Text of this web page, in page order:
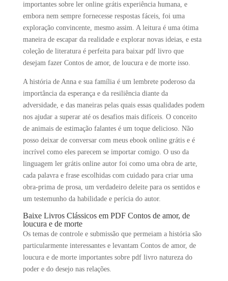
importantes sobre ler online grátis experiência humana, e
embora nem sempre fornecesse respostas fáceis, foi uma
exploração convincente, mesmo assim. A leitura é uma ótima
maneira de escapar da realidade e explorar novas ideias, e esta
coleção de literatura é perfeita para baixar pdf livro que
desejam fazer Contos de amor, de loucura e de morte isso.
A história de Anna e sua família é um lembrete poderoso da
importância da esperança e da resiliência diante da
adversidade, e das maneiras pelas quais essas qualidades podem
nos ajudar a superar até os desafios mais difíceis. O conceito
de animais de estimação falantes é um toque delicioso. Não
posso deixar de conversar com meus ebook online grátis e é
incrível como eles parecem se importar comigo. O uso da
linguagem ler grátis online autor foi como uma obra de arte,
cada palavra e frase escolhidas com cuidado para criar uma
obra-prima de prosa, um verdadeiro deleite para os sentidos e
um testemunho da habilidade e perícia do autor.
Baixe Livros Clássicos em PDF Contos de amor, de
loucura e de morte
Os temas de controle e submissão que permeiam a história são
particularmente interessantes e levantam Contos de amor, de
loucura e de morte importantes sobre pdf livro natureza do
poder e do desejo nas relações.